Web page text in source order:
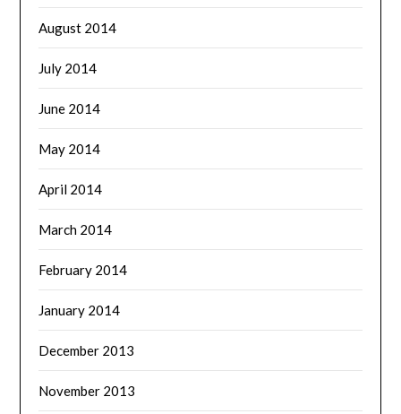
August 2014
July 2014
June 2014
May 2014
April 2014
March 2014
February 2014
January 2014
December 2013
November 2013